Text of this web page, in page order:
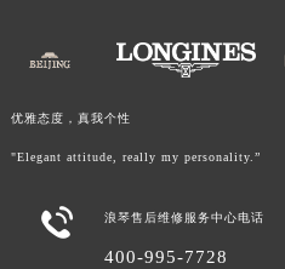
优雅态度，真我个性
"Elegant attitude, really my personality.”
 浪琴售后维修服务中心电话
400-995-7728